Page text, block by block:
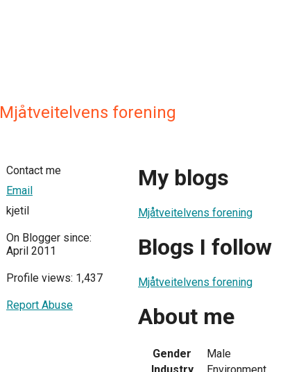
Mjåtveitelvens forening
Contact me
Email
kjetil
On Blogger since:
April 2011
Profile views: 1,437
Report Abuse
My blogs
Mjåtveitelvens forening
Blogs I follow
Mjåtveitelvens forening
About me
Gender
Male
Industry
Environment